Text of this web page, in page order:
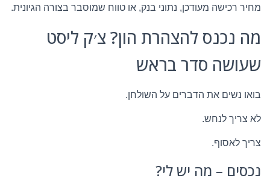
מחיר רכישה מעודכן, נתוני בנק, או טווח שמוסבר בצורה הגיונית.
מה נכנס להצהרת הון? צ׳ק ליסט
שעושה סדר בראש
בואו נשים את הדברים על השולחן.
לא צריך לנחש.
צריך לאסוף.
נכסים – מה יש לי?